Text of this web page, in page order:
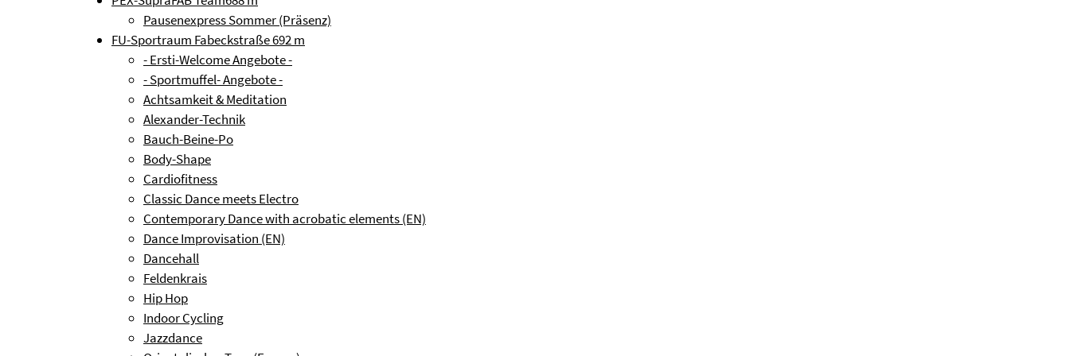
Pausenexpress Sommer (Präsenz)
FU-Sportraum Fabeckstraße692 m
- Ersti-Welcome Angebote -
- Sportmuffel- Angebote -
Achtsamkeit & Meditation
Alexander-Technik
Bauch-Beine-Po
Body-Shape
Cardiofitness
Classic Dance meets Electro
Contemporary Dance with acrobatic elements (EN)
Dance Improvisation (EN)
Dancehall
Feldenkrais
Hip Hop
Indoor Cycling
Jazzdance